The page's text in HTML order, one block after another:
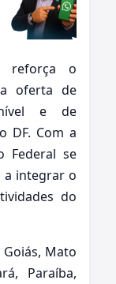
reforça o
oferta de
e de
DF. Com a
Federal se
a integrar o
do
Goiás, Mato
Paraíba,